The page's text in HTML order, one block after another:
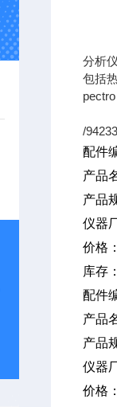
分析
包括
/
配件
产品
产品
仪器
价格
库存
配件
产品
产品
仪器
价格